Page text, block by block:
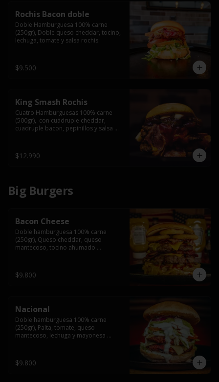
Rochis Bacon doble
Doble Hamburguesa 100% carne
(250gr), Doble queso cheddar, tocino,
lechuga, tomate y salsa rochis.
$9.500
King Smash Rochis
Cuatro Hamburguesas 100% carne
(500gr),  con cuádruple cheddar,
cuadruple bacon, pepinillos y salsa
$12.990
Big Burgers
Bacon Cheese
Doble hamburguesa 100% carne
(250gr), Queso cheddar, queso
mantecoso, tocino ahumado
brioche y acompañado de papas
fritas.
$9.800
Nacional
Doble hamburguesa 100% carne
(250gr), Palta, tomate, queso
mantecoso, lechuga y mayonesa
$9.800